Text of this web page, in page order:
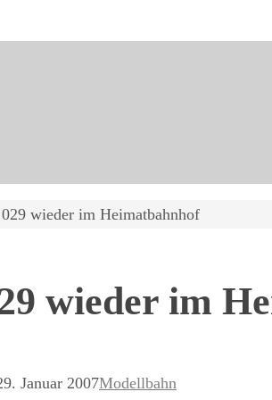
wieder im Heimatbahnhof
wieder im
Januar 2007Modellbahn